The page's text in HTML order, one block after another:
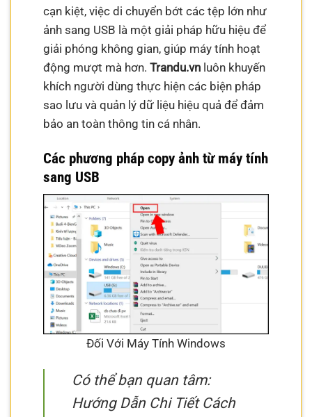
cạn kiệt, việc di chuyển bớt các tệp lớn như
ảnh sang USB là một giải pháp hữu hiệu để
giải phóng không gian, giúp máy tính hoạt
động mượt mà hơn.Trandu.vn luôn khuyến
khích người dùng thực hiện các biện pháp
sao lưu và quản lý dữ liệu hiệu quả để đảm
bảo an toàn thông tin cá nhân.
Các phương pháp copy ảnh từ máy tính
sang USB
Đối Với Máy Tính Windows
Có thể bạn quan tâm:
Hướng Dẫn Chi Tiết Cách